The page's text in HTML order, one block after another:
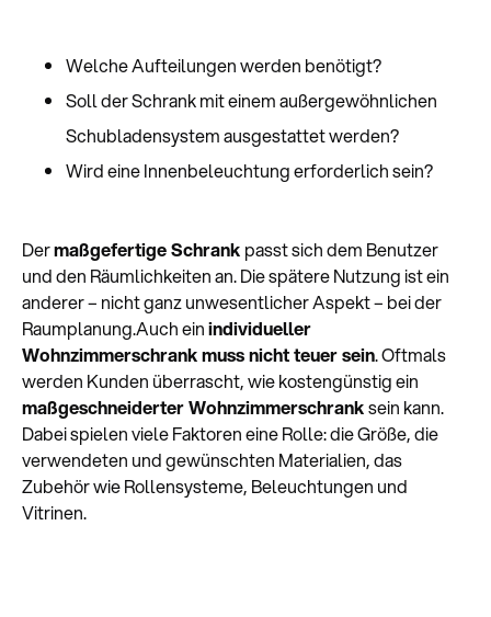
Welche Aufteilungen werden benötigt?
Soll der Schrank mit einem außergewöhnlichen
Schubladensystem ausgestattet werden?
Wird eine Innenbeleuchtung erforderlich sein?
Dermaßgefertige Schrank passt sich dem Benutzer
und den Räumlichkeiten an. Die spätere Nutzung ist ein
anderer – nicht ganz unwesentlicher Aspekt – bei der
Raumplanung.Auch einindividueller
Wohnzimmerschrank muss nicht teuer sein. Oftmals
werden Kunden überrascht, wie kostengünstig ein
maßgeschneiderter Wohnzimmerschranksein kann.
Dabei spielen viele Faktoren eine Rolle: die Größe, die
verwendeten und gewünschten Materialien, das
Zubehör wie Rollensysteme, Beleuchtungen und
Vitrinen.